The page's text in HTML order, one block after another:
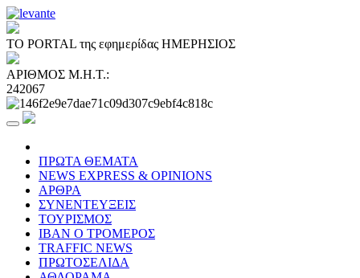
ΤΟ PORTAL της εφημερίδας ΗΜΕΡΗΣΙΟΣ
ΑΡΙΘΜΟΣ Μ.Η.Τ.:
242067
ΠΡΩΤΑ ΘΕΜΑΤΑ
NEWS EXPRESS & OPINIONS
ΑΡΘΡΑ
ΣΥΝΕΝΤΕΥΞΕΙΣ
ΤΟΥΡΙΣΜΟΣ
ΙΒΑΝ Ο ΤΡΟΜΕΡΟΣ
TRAFFIC NEWS
ΠΡΩΤΟΣΕΛΙΔΑ